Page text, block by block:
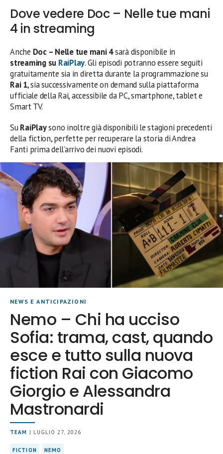
Dove vedere Doc – Nelle tue mani
4 in streaming
Anche Doc – Nelle tue mani 4sarà disponibile in
streaming su RaiPlay. Gli episodi potranno essere seguiti
gratuitamente sia in diretta durante la programmazione su
Rai 1, sia successivamente on demand sulla piattaforma
ufficiale della Rai, accessibile da PC, smartphone, tablet e
Smart TV.
SuRaiPlaysono inoltre già disponibili le stagioni precedenti
della fiction, perfette per recuperare la storia di Andrea
Fanti prima dell’arrivo dei nuovi episodi.
NEWS E ANTICIPAZIONI
Nemo – Chi ha ucciso
Sofia: trama, cast, quando
esce e tutto sulla nuova
fiction Rai con Giacomo
Giorgio e Alessandra
Mastronardi
TEAM | LUGLIO 27, 2026
FICTION NEMO